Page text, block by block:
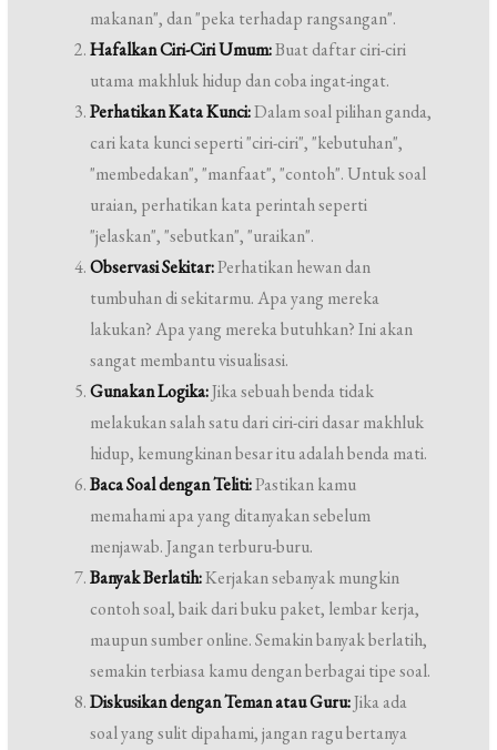
makanan", dan "peka terhadap rangsangan".
Hafalkan Ciri-Ciri Umum:Buat daftar ciri-ciri
utama makhluk hidup dan coba ingat-ingat.
Perhatikan Kata Kunci:Dalam soal pilihan ganda,
cari kata kunci seperti "ciri-ciri", "kebutuhan",
"membedakan", "manfaat", "contoh". Untuk soal
uraian, perhatikan kata perintah seperti
"jelaskan", "sebutkan", "uraikan".
Observasi Sekitar:Perhatikan hewan dan
tumbuhan di sekitarmu. Apa yang mereka
lakukan? Apa yang mereka butuhkan? Ini akan
sangat membantu visualisasi.
Gunakan Logika:Jika sebuah benda tidak
melakukan salah satu dari ciri-ciri dasar makhluk
hidup, kemungkinan besar itu adalah benda mati.
Baca Soal dengan Teliti:Pastikan kamu
memahami apa yang ditanyakan sebelum
menjawab. Jangan terburu-buru.
Banyak Berlatih:Kerjakan sebanyak mungkin
contoh soal, baik dari buku paket, lembar kerja,
maupun sumber online. Semakin banyak berlatih,
semakin terbiasa kamu dengan berbagai tipe soal.
Diskusikan dengan Teman atau Guru:Jika ada
soal yang sulit dipahami, jangan ragu bertanya